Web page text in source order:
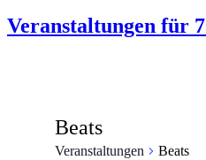
Veranstaltungen für
Beats
Veranstaltungen Beats